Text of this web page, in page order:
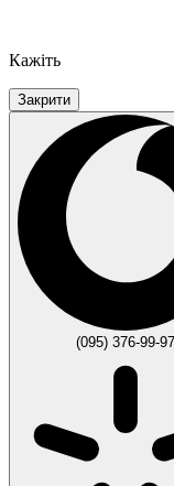
Кажіть
Закрити
(095) 376-99-97